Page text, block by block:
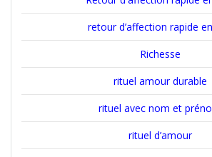
retour d’affection rapide
Richesse
rituel amour durable
rituel avec nom et
rituel d’amour